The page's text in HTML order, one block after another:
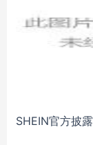
SHEIN官方披